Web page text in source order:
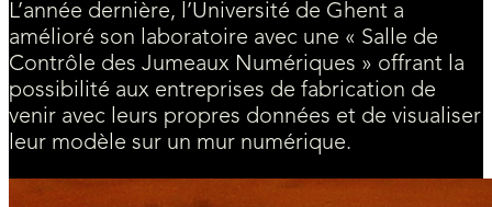
L’année dernière, l’Université de Ghent a
amélioré son laboratoire avec une « Salle de
Contrôle des Jumeaux Numériques » offrant la
possibilité aux entreprises de fabrication de
venir avec leurs propres données et de visualiser
leur modèle sur un mur numérique.